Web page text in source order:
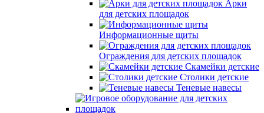
Арки
для детских площадок
Информационные щиты
Ограждения для детских площадок
Скамейки детские
Столики детские
Теневые навесы